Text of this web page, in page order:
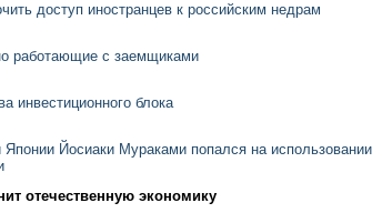
доступ иностранцев к российским недрам
работающие с заемщиками
инвестиционного блока
Йосиаки Мураками попался на использовании
отечественную экономику